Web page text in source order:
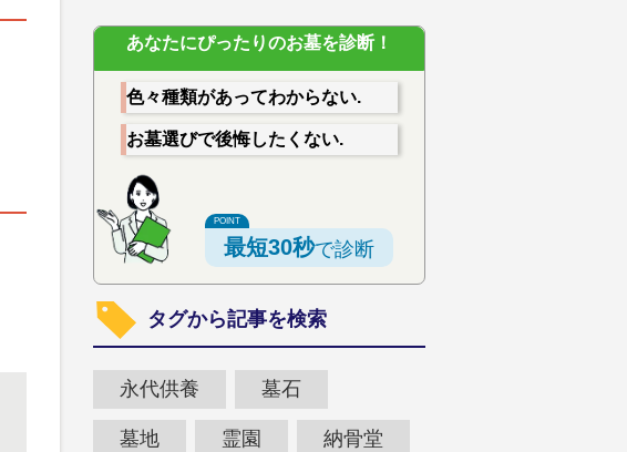
あなたにぴったりのお墓を診断！
色々種類があってわからない.
お墓選びで後悔したくない.
最短30秒で診断
タグから記事を検索
永代供養 墓石
墓地 霊園 納骨堂